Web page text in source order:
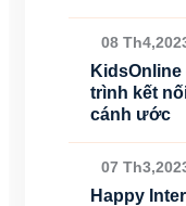
08
trình kết
cánh ước
07
Happy